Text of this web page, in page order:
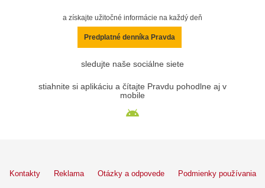
a získajte užitočné informácie na každý deň
Predplatné denníka Pravda
sledujte naše sociálne siete
stiahnite si aplikáciu a čítajte Pravdu pohodlne aj v
mobile
Kontakty Reklama Otázky a odpovede Podmienky používania